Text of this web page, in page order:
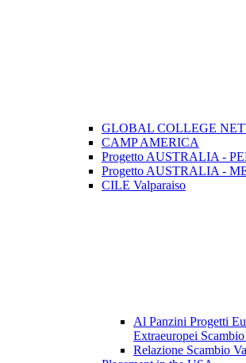
GLOBAL COLLEGE
CAMP AMERICA
Progetto AUSTRALIA -
Progetto AUSTRALIA -
CILE Valparaiso
Al Panzini Progetti
Extraeuropei
Relazione Scambio